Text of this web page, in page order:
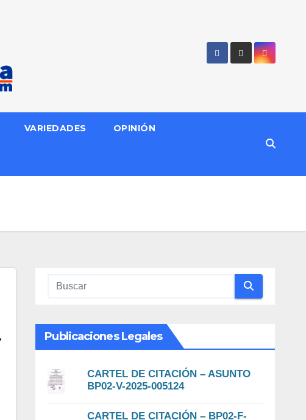
VARIEDADES OPINIÓN
Publicaciones Legales
CARTEL DE CITACIÓN – ASUNTO
BP02-V-2025-005124
CARTEL DE CITACIÓN – BP02-F-